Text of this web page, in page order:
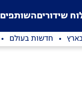
. שידוריםהשותפים
חדשות בעולם